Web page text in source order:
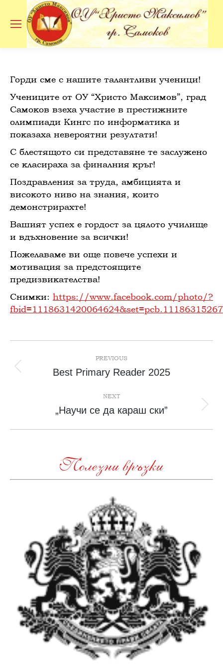
Горди сме с нашите талантливи ученици!
Учениците от ОУ “Христо Максимов”, град
Самоков взеха участие в престижните
олимпиади Кингс по информатика и
показаха невероятни резултати!
С блестящото си представяне те заслужено
се класираха за финалния кръг!
Поздравления за труда, амбицията и
високото ниво на знания, които
демонстрирахте!
Вашият успех е гордост за цялото училище
и вдъхновение за всички!
Пожелаваме ви още повече успехи и
мотивация за предстоящите
предизвикателства!
Снимки: https://www.facebook.com/photo/?
navigation
PREVIOUS
Previous
Best Primary Reader 2025
NEXT
Next
„Научи се да караш ски”
Полезни връзки